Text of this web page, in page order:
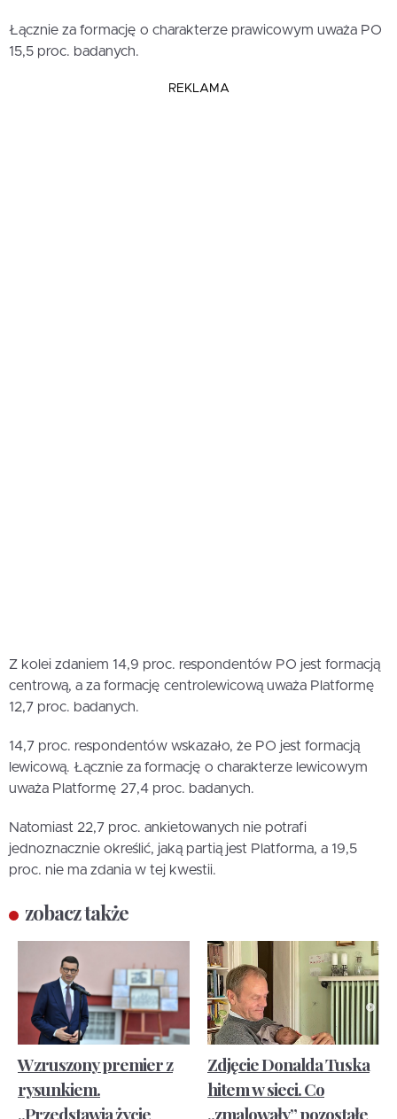
Łącznie za formację o charakterze prawicowym uważa PO
15,5 proc. badanych.
REKLAMA
Z kolei zdaniem 14,9 proc. respondentów PO jest formacją
centrową, a za formację centrolewicową uważa Platformę
12,7 proc. badanych.
14,7 proc. respondentów wskazało, że PO jest formacją
lewicową. Łącznie za formację o charakterze lewicowym
uważa Platformę 27,4 proc. badanych.
Natomiast 22,7 proc. ankietowanych nie potrafi
jednoznacznie określić, jaką partią jest Platforma, a 19,5
proc. nie ma zdania w tej kwestii.
zobacz także
Wzruszony premier z
rysunkiem.
„Przedstawia życie
Zdjęcie Donalda Tuska
hitem w sieci. Co
„zmalowały” pozostałe